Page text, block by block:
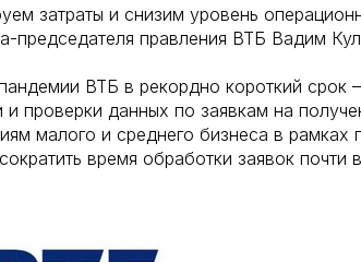
затраты и снизим уровень
председателя правления ВТБ Вадим
ВТБ в рекордно короткий
и проверки данных по заявкам на
малого и среднего бизнеса в
время обработки заявок